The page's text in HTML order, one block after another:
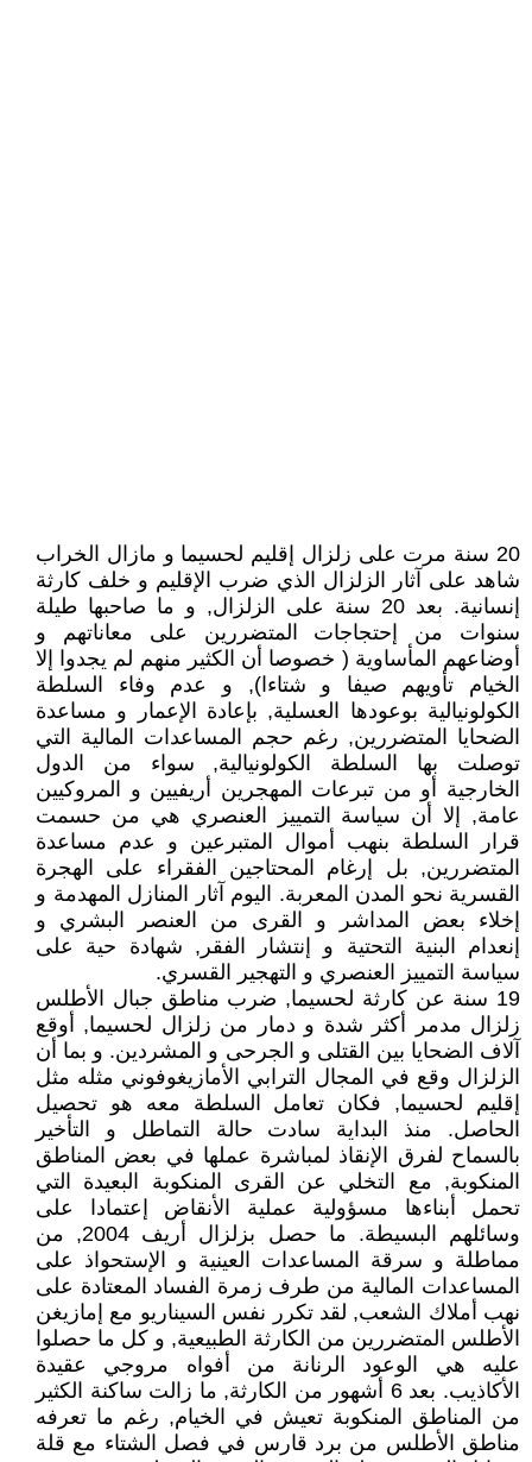
20 سنة مرت على زلزال إقليم لحسيما و مازال الخراب
شاهد على آثار الزلزال الذي ضرب الإقليم و خلف كارثة
إنسانية. بعد 20 سنة على الزلزال, و ما صاحبها طيلة
سنوات من إحتجاجات المتضررين على معاناتهم و
أوضاعهم المأساوية ( خصوصا أن الكثير منهم لم يجدوا إلا
الخيام تأويهم صيفا و شتاءا), و عدم وفاء السلطة
الكولونيالية بوعودها العسلية, بإعادة الإعمار و مساعدة
الضحايا المتضررين, رغم حجم المساعدات المالية التي
توصلت بها السلطة الكولونيالية, سواء من الدول
الخارجية أو من تبرعات المهجرين أريفيين و المروكيين
عامة, إلا أن سياسة التمييز العنصري هي من حسمت
قرار السلطة بنهب أموال المتبرعين و عدم مساعدة
المتضررين, بل إرغام المحتاجين الفقراء على الهجرة
القسرية نحو المدن المعربة. اليوم آثار المنازل المهدمة و
إخلاء بعض المداشر و القرى من العنصر البشري و
إنعدام البنية التحتية و إنتشار الفقر, شهادة حية على
سياسة التمييز العنصري و التهجير القسري.
19 سنة عن كارثة لحسيما, ضرب مناطق جبال الأطلس
زلزال مدمر أكثر شدة و دمار من زلزال لحسيما, أوقع
آلاف الضحايا بين القتلى و الجرحى و المشردين. و بما أن
الزلزال وقع في المجال الترابي الأمازيغوفوني مثله مثل
إقليم لحسيما, فكان تعامل السلطة معه هو تحصيل
الحاصل. منذ البداية سادت حالة التماطل و التأخير
بالسماح لفرق الإنقاذ لمباشرة عملها في بعض المناطق
المنكوبة, مع التخلي عن القرى المنكوبة البعيدة التي
تحمل أبناءها مسؤولية عملية الأنقاض إعتمادا على
وسائلهم البسيطة. ما حصل بزلزال أريف 2004, من
مماطلة و سرقة المساعدات العينية و الإستحواذ على
المساعدات المالية من طرف زمرة الفساد المعتادة على
نهب أملاك الشعب, لقد تكرر نفس السيناريو مع إمازيغن
الأطلس المتضررين من الكارثة الطبيعية, و كل ما حصلوا
عليه هي الوعود الرنانة من أفواه مروجي عقيدة
الأكاذيب. بعد 6 أشهور من الكارثة, ما زالت ساكنة الكثير
من المناطق المنكوبة تعيش في الخيام, رغم ما تعرفه
مناطق الأطلس من برد قارس في فصل الشتاء مع قلة